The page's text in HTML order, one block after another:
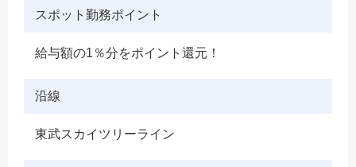
スポット勤務ポイント
給与額の1％分をポイント還元！
沿線
東武スカイツリーライン